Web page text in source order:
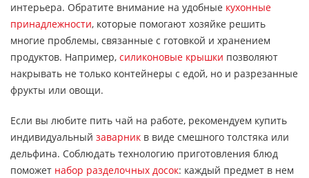
интерьера. Обратите внимание на удобные кухонные
принадлежности, которые помогают хозяйке решить
многие проблемы, связанные с готовкой и хранением
продуктов. Например, силиконовые крышки позволяют
накрывать не только контейнеры с едой, но и разрезанные
фрукты или овощи.
Если вы любите пить чай на работе, рекомендуем купить
индивидуальный заварник в виде смешного толстяка или
дельфина. Соблюдать технологию приготовления блюд
поможет набор разделочных досок: каждый предмет в нем